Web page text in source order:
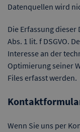
Datenquellen wird
Die Erfassung
Abs. 1 lit. f DSGVO.
Interesse an der
Optimierung seiner
Files erfasst werden.
Wenn Sie uns per